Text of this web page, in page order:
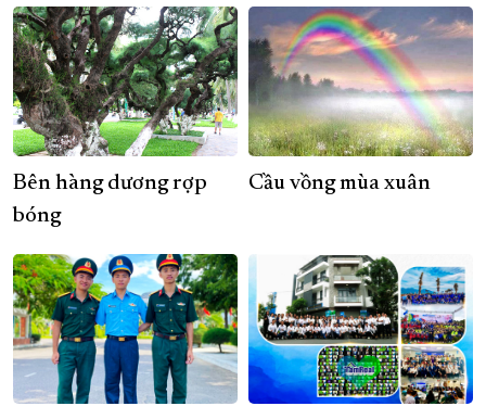
Bên hàng dương rợp
bóng
Cầu vồng mùa xuân